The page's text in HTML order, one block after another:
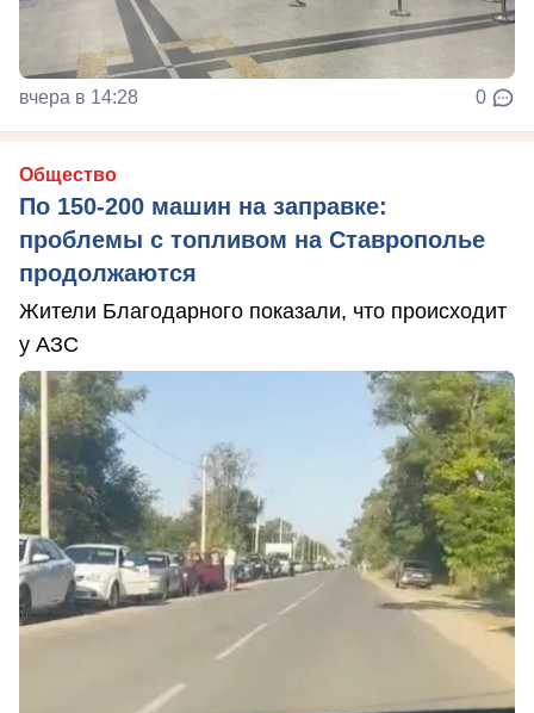
вчера в 14:28 0
Общество
По 150-200 машин на заправке:
проблемы с топливом на Ставрополье
продолжаются
Жители Благодарного показали, что происходит
у АЗС